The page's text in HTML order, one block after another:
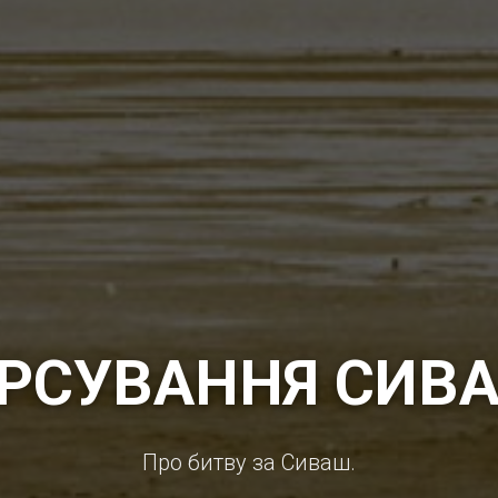
Про битву за Сиваш.